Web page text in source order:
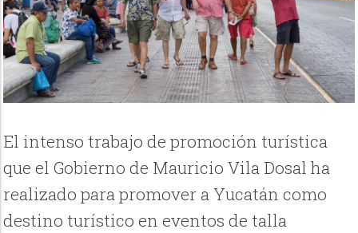
El intenso trabajo de promoción turística
que el Gobierno de Mauricio Vila Dosal ha
realizado para promover a Yucatán como
destino turístico en eventos de talla